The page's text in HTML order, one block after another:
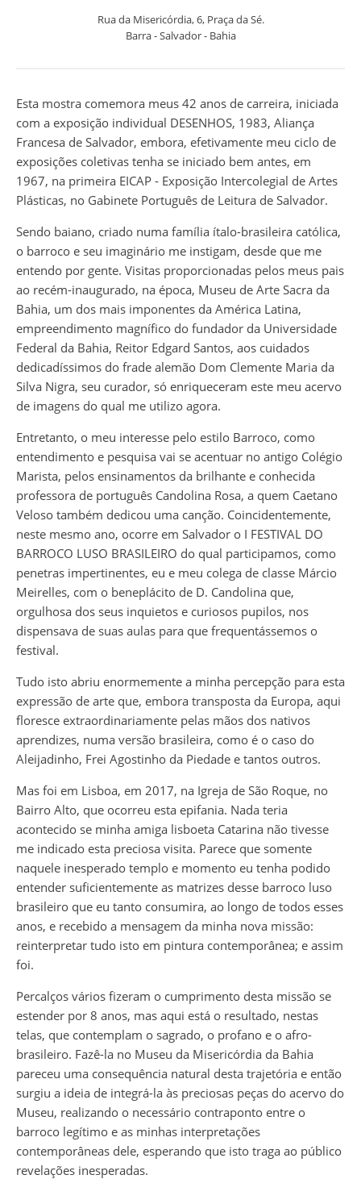
Rua da Misericórdia, 6, Praça da Sé.
Barra - Salvador - Bahia
Esta mostra comemora meus 42 anos de carreira, iniciada
com a exposição individual DESENHOS, 1983, Aliança
Francesa de Salvador, embora, efetivamente meu ciclo de
exposições coletivas tenha se iniciado bem antes, em
1967, na primeira EICAP - Exposição Intercolegial de Artes
Plásticas, no Gabinete Português de Leitura de Salvador.
Sendo baiano, criado numa família ítalo-brasileira católica,
o barroco e seu imaginário me instigam, desde que me
entendo por gente. Visitas proporcionadas pelos meus pais
ao recém-inaugurado, na época, Museu de Arte Sacra da
Bahia, um dos mais imponentes da América Latina,
empreendimento magnífico do fundador da Universidade
Federal da Bahia, Reitor Edgard Santos, aos cuidados
dedicadíssimos do frade alemão Dom Clemente Maria da
Silva Nigra, seu curador, só enriqueceram este meu acervo
de imagens do qual me utilizo agora.
Entretanto, o meu interesse pelo estilo Barroco, como
entendimento e pesquisa vai se acentuar no antigo Colégio
Marista, pelos ensinamentos da brilhante e conhecida
professora de português Candolina Rosa, a quem Caetano
Veloso também dedicou uma canção. Coincidentemente,
neste mesmo ano, ocorre em Salvador o I FESTIVAL DO
BARROCO LUSO BRASILEIRO do qual participamos, como
penetras impertinentes, eu e meu colega de classe Márcio
Meirelles, com o beneplácito de D. Candolina que,
orgulhosa dos seus inquietos e curiosos pupilos, nos
dispensava de suas aulas para que frequentássemos o
festival.
Tudo isto abriu enormemente a minha percepção para esta
expressão de arte que, embora transposta da Europa, aqui
floresce extraordinariamente pelas mãos dos nativos
aprendizes, numa versão brasileira, como é o caso do
Aleijadinho, Frei Agostinho da Piedade e tantos outros.
Mas foi em Lisboa, em 2017, na Igreja de São Roque, no
Bairro Alto, que ocorreu esta epifania. Nada teria
acontecido se minha amiga lisboeta Catarina não tivesse
me indicado esta preciosa visita. Parece que somente
naquele inesperado templo e momento eu tenha podido
entender suficientemente as matrizes desse barroco luso
brasileiro que eu tanto consumira, ao longo de todos esses
anos, e recebido a mensagem da minha nova missão:
reinterpretar tudo isto em pintura contemporânea; e assim
foi.
Percalços vários fizeram o cumprimento desta missão se
estender por 8 anos, mas aqui está o resultado, nestas
telas, que contemplam o sagrado, o profano e o afro-
brasileiro. Fazê-la no Museu da Misericórdia da Bahia
pareceu uma consequência natural desta trajetória e então
surgiu a ideia de integrá-la às preciosas peças do acervo do
Museu, realizando o necessário contraponto entre o
barroco legítimo e as minhas interpretações
contemporâneas dele, esperando que isto traga ao público
revelações inesperadas.